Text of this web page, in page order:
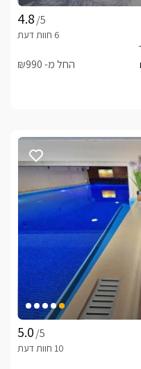
המתארחים.
הצימרים שלל אטרקציות נהדרות - מסלולי טיולים, ספורט אתגרי,
מסעדות ובתי קפה איכותיים, פארק ירדן, בריכת המשושים, חופי
כאן
בקרבת קסם האשוח -
/5
החל מ- ₪990
/5